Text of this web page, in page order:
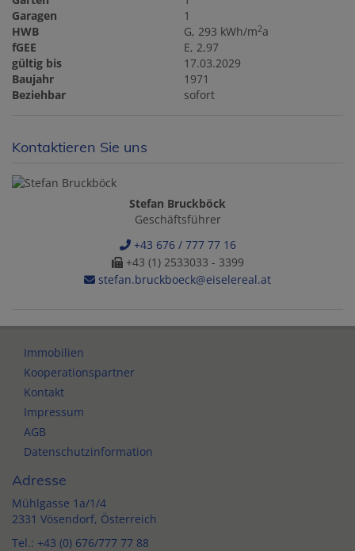
Garagen
1
HWB
G, 293 kWh/m2a
fGEE
E, 2,97
gültig bis
17.03.2029
Baujahr
1971
Beziehbar
sofort
Kontaktieren Sie uns
Stefan Bruckböck
Geschäftsführer
+43 676 / 777 77 16
+43 (1) 2533033 - 3399
stefan.bruckboeck@eiselereal.at
Immobilien
Kooperationspartner
Kontakt
Impressum
AGB
Datenschutzinformation
Adresse
Mühlgasse 1a/1/4
2331 Vösendorf, Österreich
Tel.: +43 (0) 676/777 77 88